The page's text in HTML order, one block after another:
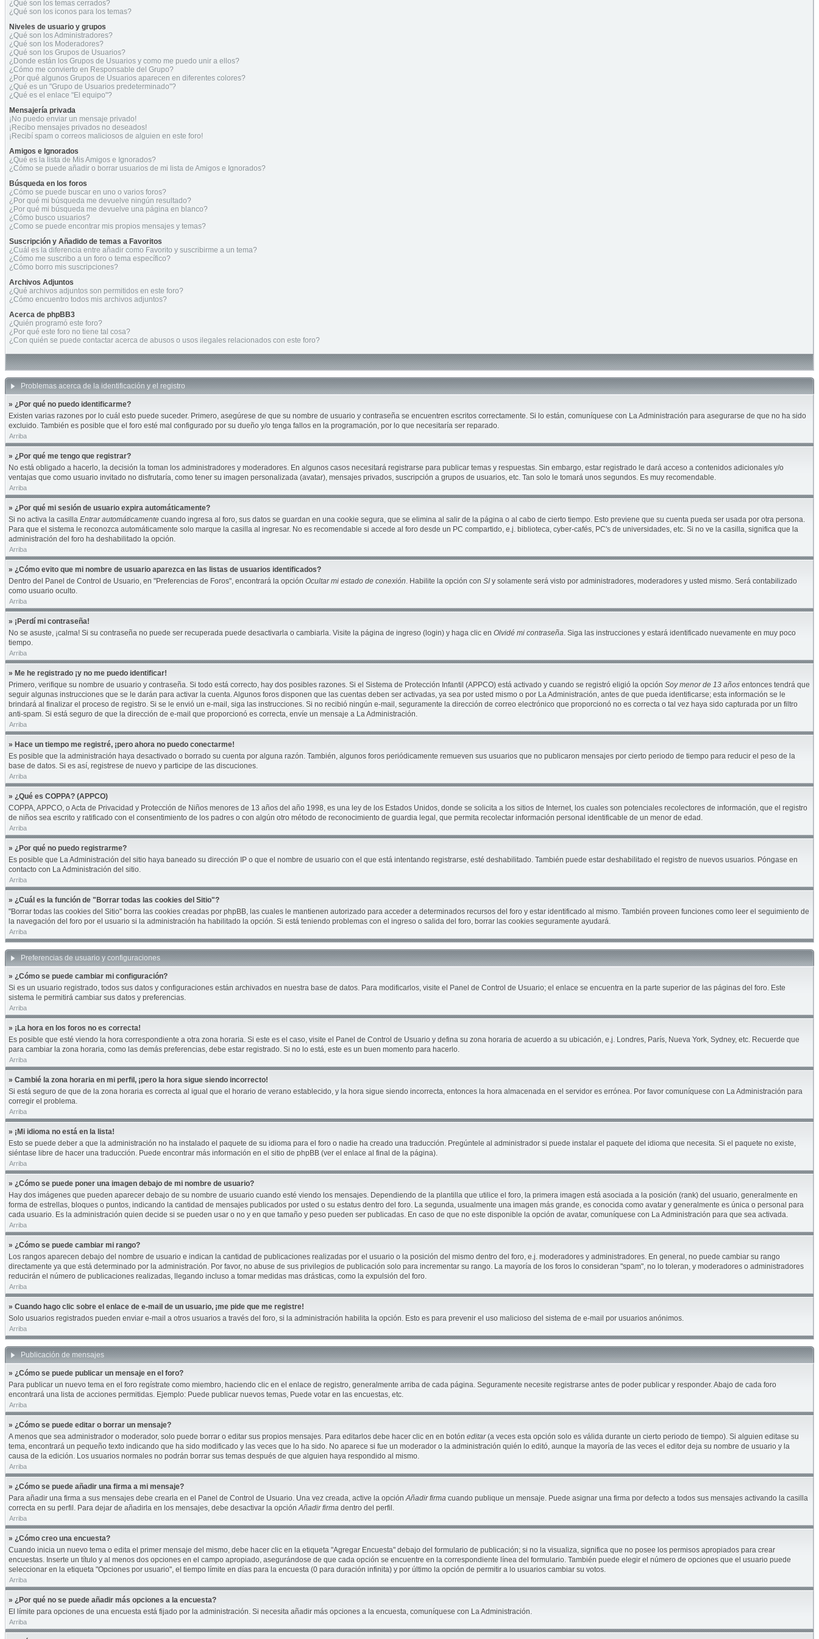
¿Qué son los temas cerrados?
¿Qué son los iconos para los temas?
Niveles de usuario y grupos
¿Qué son los Administradores?
¿Qué son los Moderadores?
¿Qué son los Grupos de Usuarios?
¿Donde están los Grupos de Usuarios y como me puedo unir a ellos?
¿Cómo me convierto en Responsable del Grupo?
¿Por qué algunos Grupos de Usuarios aparecen en diferentes colores?
¿Qué es un "Grupo de Usuarios predeterminado"?
¿Qué es el enlace "El equipo"?
Mensajería privada
¡No puedo enviar un mensaje privado!
¡Recibo mensajes privados no deseados!
¡Recibí spam o correos maliciosos de alguien en este foro!
Amigos e Ignorados
¿Qué es la lista de Mis Amigos e Ignorados?
¿Cómo se puede añadir o borrar usuarios de mi lista de Amigos e Ignorados?
Búsqueda en los foros
¿Cómo se puede buscar en uno o varios foros?
¿Por qué mi búsqueda me devuelve ningún resultado?
¿Por qué mi búsqueda me devuelve una página en blanco?
¿Cómo busco usuarios?
¿Como se puede encontrar mis propios mensajes y temas?
Suscripción y Añadido de temas a Favoritos
¿Cuál es la diferencia entre añadir como Favorito y suscribirme a un tema?
¿Cómo me suscribo a un foro o tema específico?
¿Cómo borro mis suscripciones?
Archivos Adjuntos
¿Qué archivos adjuntos son permitidos en este foro?
¿Cómo encuentro todos mis archivos adjuntos?
Acerca de phpBB3
¿Quién programó este foro?
¿Por qué este foro no tiene tal cosa?
¿Con quién se puede contactar acerca de abusos o usos ilegales relacionados con este foro?
Problemas acerca de la identificación y el registro
» ¿Por qué no puedo identificarme?
Existen varias razones por lo cuál esto puede suceder. Primero, asegúrese de que su nombre de usuario y contraseña se encuentren escritos correctamente. Si lo están, comuníquese con La Administración para asegurarse de que no ha sido
excluido. También es posible que el foro esté mal configurado por su dueño y/o tenga fallos en la programación, por lo que necesitaría ser reparado.
Arriba
» ¿Por qué me tengo que registrar?
No está obligado a hacerlo, la decisión la toman los administradores y moderadores. En algunos casos necesitará registrarse para publicar temas y respuestas. Sin embargo, estar registrado le dará acceso a contenidos adicionales y/o
ventajas que como usuario invitado no disfrutaría, como tener su imagen personalizada (avatar), mensajes privados, suscripción a grupos de usuarios, etc. Tan solo le tomará unos segundos. Es muy recomendable.
Arriba
» ¿Por qué mi sesión de usuario expira automáticamente?
Si no activa la casilla Entrar automáticamente cuando ingresa al foro, sus datos se guardan en una cookie segura, que se elimina al salir de la página o al cabo de cierto tiempo. Esto previene que su cuenta pueda ser usada por otra persona.
Para que el sistema le reconozca automáticamente solo marque la casilla al ingresar. No es recomendable si accede al foro desde un PC compartido, e.j. biblioteca, cyber-cafés, PC's de universidades, etc. Si no ve la casilla, significa que la
administración del foro ha deshabilitado la opción.
Arriba
» ¿Cómo evito que mi nombre de usuario aparezca en las listas de usuarios identificados?
Dentro del Panel de Control de Usuario, en "Preferencias de Foros", encontrará la opción Ocultar mi estado de conexión. Habilite la opción con SI y solamente será visto por administradores, moderadores y usted mismo. Será contabilizado
como usuario oculto.
Arriba
» ¡Perdí mi contraseña!
No se asuste, ¡calma! Si su contraseña no puede ser recuperada puede desactivarla o cambiarla. Visite la página de ingreso (login) y haga clic en Olvidé mi contraseña. Siga las instrucciones y estará identificado nuevamente en muy poco
tiempo.
Arriba
» Me he registrado ¡y no me puedo identificar!
Primero, verifique su nombre de usuario y contraseña. Si todo está correcto, hay dos posibles razones. Si el Sistema de Protección Infantil (APPCO) está activado y cuando se registró eligió la opción Soy menor de 13 años entonces tendrá que
seguir algunas instrucciones que se le darán para activar la cuenta. Algunos foros disponen que las cuentas deben ser activadas, ya sea por usted mismo o por La Administración, antes de que pueda identificarse; esta información se le
brindará al finalizar el proceso de registro. Si se le envió un e-mail, siga las instrucciones. Si no recibió ningún e-mail, seguramente la dirección de correo electrónico que proporcionó no es correcta o tal vez haya sido capturada por un filtro
anti-spam. Si está seguro de que la dirección de e-mail que proporcionó es correcta, envíe un mensaje a La Administración.
Arriba
» Hace un tiempo me registré, ¡pero ahora no puedo conectarme!
Es posible que la administración haya desactivado o borrado su cuenta por alguna razón. También, algunos foros periódicamente remueven sus usuarios que no publicaron mensajes por cierto periodo de tiempo para reducir el peso de la
base de datos. Si es así, registrese de nuevo y participe de las discuciones.
Arriba
» ¿Qué es COPPA? (APPCO)
COPPA, APPCO, o Acta de Privacidad y Protección de Niños menores de 13 años del año 1998, es una ley de los Estados Unidos, donde se solicita a los sitios de Internet, los cuales son potenciales recolectores de información, que el registro
de niños sea escrito y ratificado con el consentimiento de los padres o con algún otro método de reconocimiento de guardia legal, que permita recolectar información personal identificable de un menor de edad.
Arriba
» ¿Por qué no puedo registrarme?
Es posible que La Administración del sitio haya baneado su dirección IP o que el nombre de usuario con el que está intentando registrarse, esté deshabilitado. También puede estar deshabilitado el registro de nuevos usuarios. Póngase en
contacto con La Administración del sitio.
Arriba
» ¿Cuál es la función de "Borrar todas las cookies del Sitio"?
"Borrar todas las cookies del Sitio" borra las cookies creadas por phpBB, las cuales le mantienen autorizado para acceder a determinados recursos del foro y estar identificado al mismo. También proveen funciones como leer el seguimiento de
la navegación del foro por el usuario si la administración ha habilitado la opción. Si está teniendo problemas con el ingreso o salida del foro, borrar las cookies seguramente ayudará.
Arriba
Preferencias de usuario y configuraciones
» ¿Cómo se puede cambiar mi configuración?
Si es un usuario registrado, todos sus datos y configuraciones están archivados en nuestra base de datos. Para modificarlos, visite el Panel de Control de Usuario; el enlace se encuentra en la parte superior de las páginas del foro. Este
sistema le permitirá cambiar sus datos y preferencias.
Arriba
» ¡La hora en los foros no es correcta!
Es posible que esté viendo la hora correspondiente a otra zona horaria. Si este es el caso, visite el Panel de Control de Usuario y defina su zona horaria de acuerdo a su ubicación, e.j. Londres, París, Nueva York, Sydney, etc. Recuerde que
para cambiar la zona horaria, como las demás preferencias, debe estar registrado. Si no lo está, este es un buen momento para hacerlo.
Arriba
» Cambié la zona horaria en mi perfil, ¡pero la hora sigue siendo incorrecto!
Si está seguro de que de la zona horaria es correcta al igual que el horario de verano establecido, y la hora sigue siendo incorrecta, entonces la hora almacenada en el servidor es errónea. Por favor comuníquese con La Administración para
corregir el problema.
Arriba
» ¡Mi idioma no está en la lista!
Esto se puede deber a que la administración no ha instalado el paquete de su idioma para el foro o nadie ha creado una traducción. Pregúntele al administrador si puede instalar el paquete del idioma que necesita. Si el paquete no existe,
siéntase libre de hacer una traducción. Puede encontrar más información en el sitio de phpBB (ver el enlace al final de la página).
Arriba
» ¿Cómo se puede poner una imagen debajo de mi nombre de usuario?
Hay dos imágenes que pueden aparecer debajo de su nombre de usuario cuando esté viendo los mensajes. Dependiendo de la plantilla que utilice el foro, la primera imagen está asociada a la posición (rank) del usuario, generalmente en
forma de estrellas, bloques o puntos, indicando la cantidad de mensajes publicados por usted o su estatus dentro del foro. La segunda, usualmente una imagen más grande, es conocida como avatar y generalmente es única o personal para
cada usuario. Es la administración quien decide si se pueden usar o no y en que tamaño y peso pueden ser publicadas. En caso de que no este disponible la opción de avatar, comuníquese con La Administración para que sea activada.
Arriba
» ¿Cómo se puede cambiar mi rango?
Los rangos aparecen debajo del nombre de usuario e indican la cantidad de publicaciones realizadas por el usuario o la posición del mismo dentro del foro, e.j. moderadores y administradores. En general, no puede cambiar su rango
directamente ya que está determinado por la administración. Por favor, no abuse de sus privilegios de publicación solo para incrementar su rango. La mayoría de los foros lo consideran "spam", no lo toleran, y moderadores o administradores
reducirán el número de publicaciones realizadas, llegando incluso a tomar medidas mas drásticas, como la expulsión del foro.
Arriba
» Cuando hago clic sobre el enlace de e-mail de un usuario, ¡me pide que me registre!
Solo usuarios registrados pueden enviar e-mail a otros usuarios a través del foro, si la administración habilita la opción. Esto es para prevenir el uso malicioso del sistema de e-mail por usuarios anónimos.
Arriba
Publicación de mensajes
» ¿Cómo se puede publicar un mensaje en el foro?
Para publicar un nuevo tema en el foro regístrate como miembro, haciendo clic en el enlace de registro, generalmente arriba de cada página. Seguramente necesite registrarse antes de poder publicar y responder. Abajo de cada foro
encontrará una lista de acciones permitidas. Ejemplo: Puede publicar nuevos temas, Puede votar en las encuestas, etc.
Arriba
» ¿Cómo se puede editar o borrar un mensaje?
A menos que sea administrador o moderador, solo puede borrar o editar sus propios mensajes. Para editarlos debe hacer clic en en botón editar(a veces esta opción solo es válida durante un cierto periodo de tiempo). Si alguien editase su
tema, encontrará un pequeño texto indicando que ha sido modificado y las veces que lo ha sido. No aparece si fue un moderador o la administración quién lo editó, aunque la mayoría de las veces el editor deja su nombre de usuario y la
causa de la edición. Los usuarios normales no podrán borrar sus temas después de que alguien haya respondido al mismo.
Arriba
» ¿Cómo se puede añadir una firma a mi mensaje?
Para añadir una firma a sus mensajes debe crearla en el Panel de Control de Usuario. Una vez creada, active la opciónAñadir firma cuando publique un mensaje. Puede asignar una firma por defecto a todos sus mensajes activando la casilla
correcta en su perfil. Para dejar de añadirla en los mensajes, debe desactivar la opciónAñadir firma dentro del perfil.
Arriba
» ¿Cómo creo una encuesta?
Cuando inicia un nuevo tema o edita el primer mensaje del mismo, debe hacer clic en la etiqueta "Agregar Encuesta" debajo del formulario de publicación; si no la visualiza, significa que no posee los permisos apropiados para crear
encuestas. Inserte un título y al menos dos opciones en el campo apropiado, asegurándose de que cada opción se encuentre en la correspondiente línea del formulario. También puede elegir el número de opciones que el usuario puede
seleccionar en la etiqueta "Opciones por usuario", el tiempo límite en días para la encuesta (0 para duración infinita) y por último la opción de permitir a lo usuarios cambiar su votos.
Arriba
» ¿Por qué no se puede añadir más opciones a la encuesta?
El límite para opciones de una encuesta está fijado por la administración. Si necesita añadir más opciones a la encuesta, comuníquese con La Administración.
Arriba